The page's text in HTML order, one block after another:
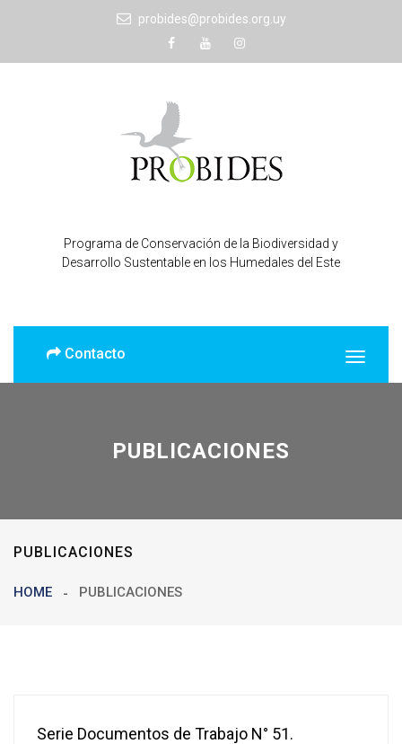
probides@probides.org.uy
Programa de Conservación de la Biodiversidad y
Desarrollo Sustentable en los Humedales del Este
Contacto
PUBLICACIONES
PUBLICACIONES
HOME PUBLICACIONES
Serie Documentos de Trabajo N° 51.